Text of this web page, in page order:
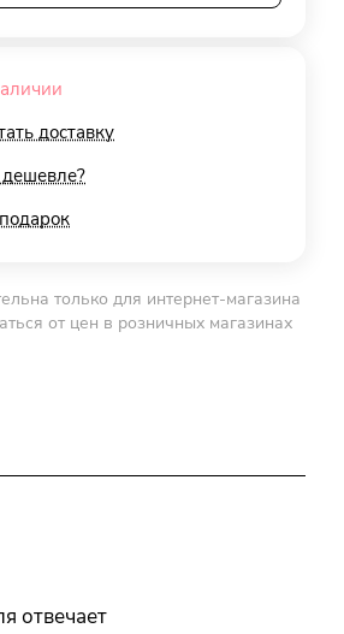
доставку
только для интернет-магазина
от цен в розничных магазинах
отвечает